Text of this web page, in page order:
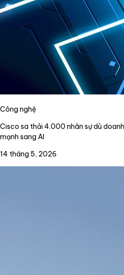
Công nghệ
Cisco sa thải 4.000 nhân sự dù
mạnh sang AI
14 tháng 5, 2026